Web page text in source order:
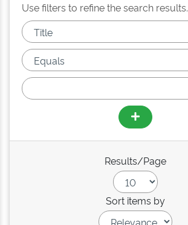
Use filters to refine the search results.
Results/Page
Sort items by